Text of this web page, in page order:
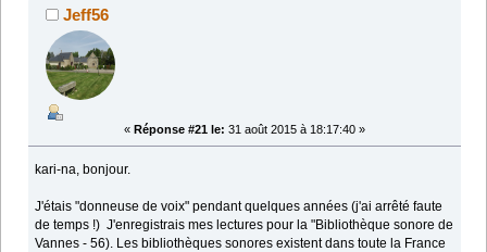
Jeff56
« Réponse #21 le: 31 août 2015 à 18:17:40 »
kari-na, bonjour.
J'étais "donneuse de voix" pendant quelques années (j'ai arrêté faute
de temps !) J'enregistrais mes lectures pour la "Bibliothèque sonore de
Vannes - 56). Les bibliothèques sonores existent dans toute la France